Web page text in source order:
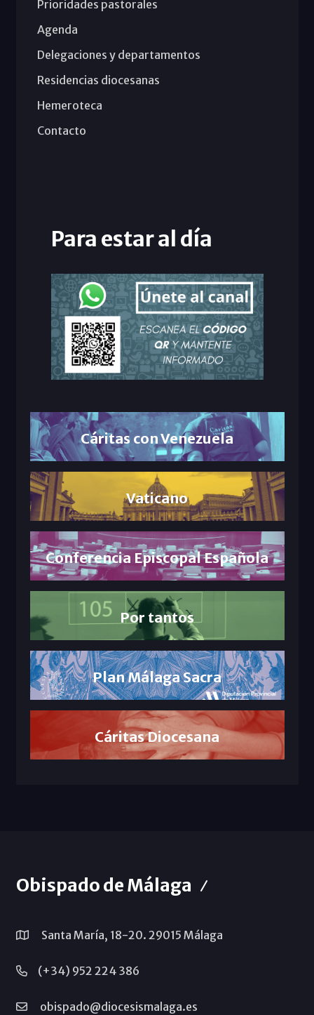
Prioridades pastorales
Agenda
Delegaciones y departamentos
Residencias diocesanas
Hemeroteca
Contacto
Para estar al día
Cáritas con Venezuela
Vaticano
Conferencia Episcopal Española
Por tantos
Plan Málaga Sacra
Cáritas Diocesana
Obispado de Málaga
Santa María, 18-20. 29015 Málaga
(+34) 952 224 386
obispado@diocesismalaga.es